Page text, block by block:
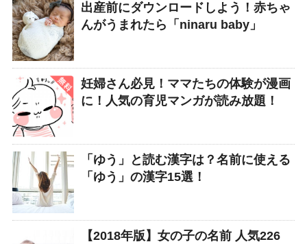
出産前にダウンロードしよう！赤ちゃ
んがうまれたら「ninaru baby」
妊婦さん必見！ママたちの体験が漫画
に！人気の育児マンガが読み放題！
「ゆう」と読む漢字は？名前に使える
「ゆう」の漢字15選！
【2018年版】女の子の名前 人気226